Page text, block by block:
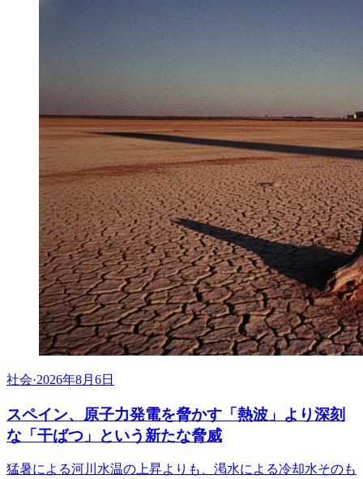
社会·2026年8月6日
スペイン、原子力発電を脅かす「熱波」より深刻
な「干ばつ」という新たな脅威
猛暑による河川水温の上昇よりも、渇水による冷却水そのも